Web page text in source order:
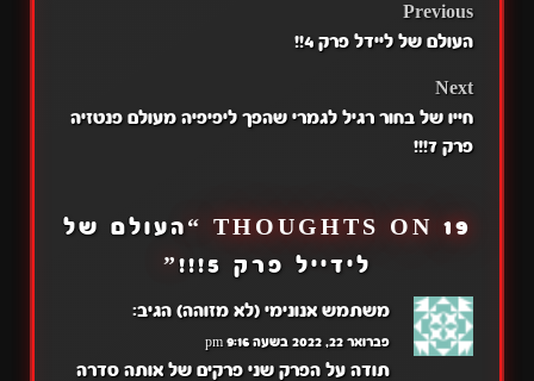
POST
Previous
העולם של ליידל פרק 4!!
Next
חייו של בחור רגיל לגמרי שהפך ליפיפיה מעולם פנטזיה
פרק 7!!!
19 THOUGHTS ON “
העולם של
לידייל פרק 5!!!
”
משתמש אנונימי (לא מזוהה) הגיב:
פברואר 22, 2022 בשעה 9:16 pm
תודה על הפרק שני פרקים של אותה סדרה